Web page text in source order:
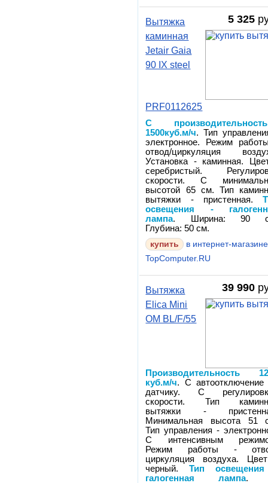
5 325
Вытяжка
каминная
Jetair Gaia
90 IX steel
PRF0112625
С
1500куб.м/ч. Тип
электронное. Режим
отвод/циркуляция
Установка - каминная.
серебристый.
скорости. С
высотой 65 см. Тип
вытяжки - пристенная.
освещения -
лампа. Ширина: 90
Глубина: 50 см.
в интернет-магазине
TopComputer.RU
39 990
Вытяжка
Elica Mini
OM BL/F/55
Производительность
куб.м/ч. С автоотключение
датчику. С
скорости. Тип
вытяжки -
Минимальная высота 51
Тип управления -
С интенсивным
Режим работы -
циркуляция воздуха.
черный.Тип
галогенная лампа.